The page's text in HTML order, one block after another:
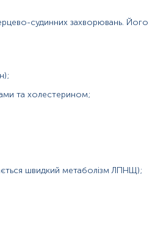
на ІХС), підвищений
судинних захворювань. Його
та холестерином;
швидкий метаболізм ЛПНЩ);